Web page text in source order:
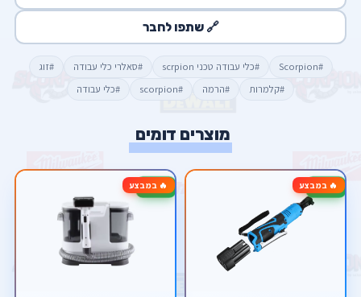
🔗 שתפו לחבר
#Scorpion #כלי עבודה טכני scrpion #סאלרי כלי עבודה
#זוג
#קלמרות
#הרמה #scorpion #כלי עבודה
מוצרים דומים
🔥 במבצע-13% 🔥 במבצע-13%